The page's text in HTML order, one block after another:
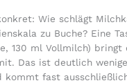
Wie schlägt
zu Buche? Eine
130 ml Vollmilch) bringt
Das ist deutlich
kommt fast